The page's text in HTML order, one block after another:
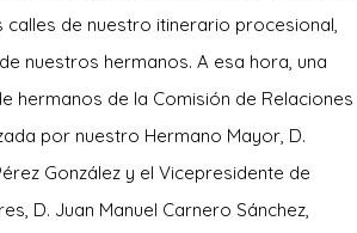
calles de nuestro itinerario procesional,
nuestros hermanos. A esa hora, una
hermanos de la Comisión de Relaciones
por nuestro Hermano Mayor, D.
González y el Vicepresidente de
D. Juan Manuel Carnero Sánchez,